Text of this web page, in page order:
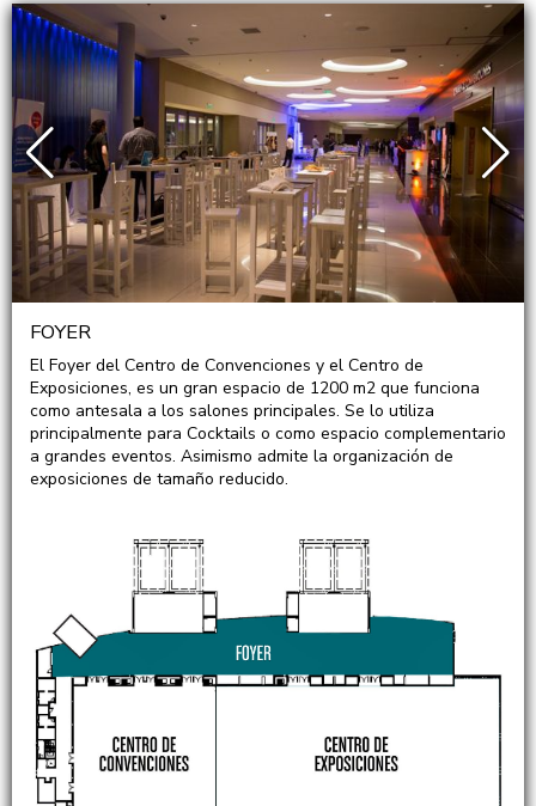
FOYER
El Foyer del Centro de Convenciones y el Centro de
Exposiciones, es un gran espacio de 1200 m2 que funciona
como antesala a los salones principales. Se lo utiliza
principalmente para Cocktails o como espacio complementario
a grandes eventos. Asimismo admite la organización de
exposiciones de tamaño reducido.